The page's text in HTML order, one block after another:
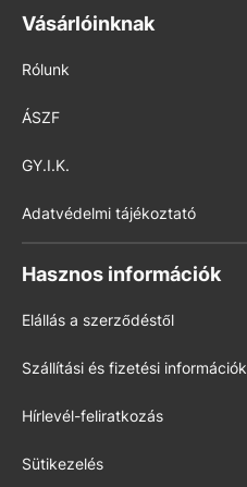
Vásárlóinknak
Rólunk
ÁSZF
GY.I.K.
Adatvédelmi tájékoztató
Hasznos információk
Elállás a szerződéstől
Szállítási és fizetési információk
Hírlevél-feliratkozás
Sütikezelés